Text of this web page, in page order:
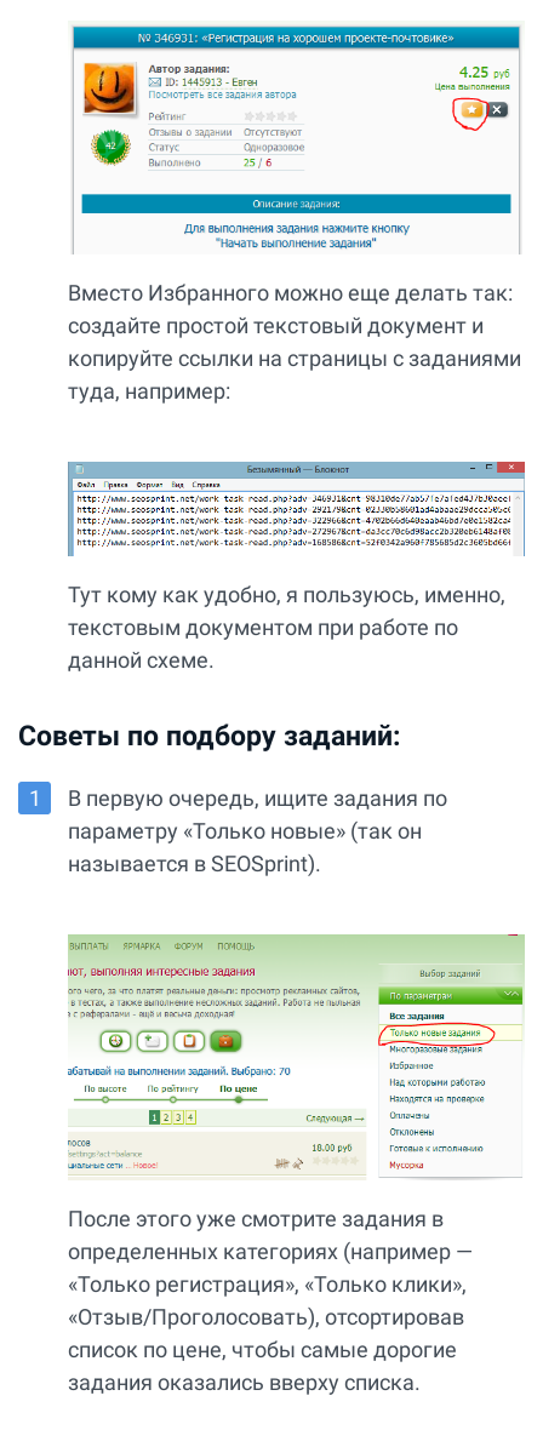
Вместо Избранного можно еще делать так:
создайте простой текстовый документ и
копируйте ссылки на страницы с заданиями
туда, например:
Тут кому как удобно, я пользуюсь, именно,
текстовым документом при работе по
данной схеме.
Советы по подбору заданий:
В первую очередь, ищите задания по
параметру «Только новые» (так он
называется в SEOSprint).
После этого уже смотрите задания в
определенных категориях (например —
«Только регистрация», «Только клики»,
«Отзыв/Проголосовать), отсортировав
список по цене, чтобы самые дорогие
задания оказались вверху списка.